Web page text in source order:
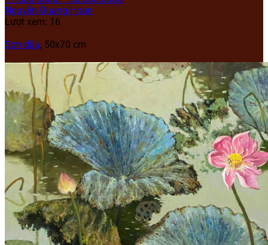
Nguyễn Quang Hoan
Lượt xem: 16
Sơn dầu, 50x70 cm